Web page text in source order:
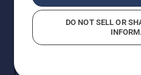
© Husqvarna AB (publ).
Pokazane ceny są
Polityka w zakresie plików
DO NOT SELL OR